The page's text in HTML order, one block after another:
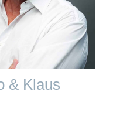
& Klaus